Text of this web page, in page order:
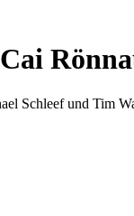
Schleef und Tim